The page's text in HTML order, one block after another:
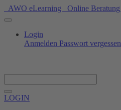
AWO eLearning Online Beratung
Login
Anmelden Passwort vergessen
LOGIN